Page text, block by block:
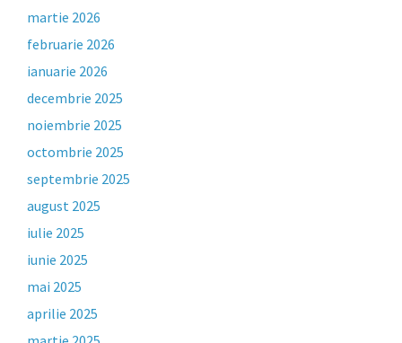
martie 2026
februarie 2026
ianuarie 2026
decembrie 2025
noiembrie 2025
octombrie 2025
septembrie 2025
august 2025
iulie 2025
iunie 2025
mai 2025
aprilie 2025